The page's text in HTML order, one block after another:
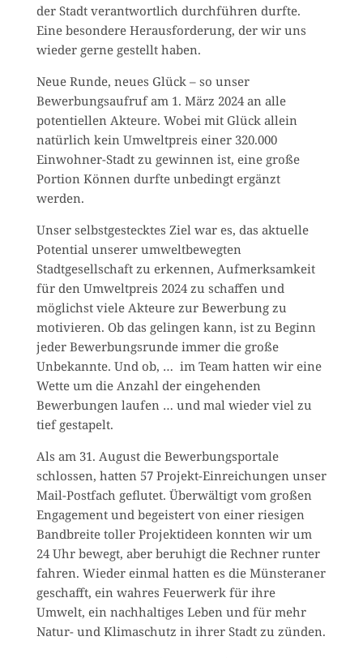
der Stadt verantwortlich durchführen durfte.
Eine besondere Herausforderung, der wir uns
wieder gerne gestellt haben.
Neue Runde, neues Glück – so unser
Bewerbungsaufruf am 1. März 2024 an alle
potentiellen Akteure. Wobei mit Glück allein
natürlich kein Umweltpreis einer 320.000
Einwohner-Stadt zu gewinnen ist, eine große
Portion Können durfte unbedingt ergänzt
werden.
Unser selbstgestecktes Ziel war es, das aktuelle
Potential unserer umweltbewegten
Stadtgesellschaft zu erkennen, Aufmerksamkeit
für den Umweltpreis 2024 zu schaf­fen und
möglichst viele Akteure zur Bewerbung zu
motivieren. Ob das gelingen kann, ist zu Beginn
jeder Bewerbungsrunde immer die große
Unbekannte. Und ob, … im Team hatten wir eine
Wette um die Anzahl der eingehenden
Bewerbungen laufen … und mal wieder viel zu
tief gestapelt.
Als am 31. August die Bewerbungsportale
schlossen, hatten 57 Projekt-Einreichungen unser
Mail-Postfach geflutet. Überwältigt vom großen
Engagement und begeistert von einer riesigen
Bandbreite toller Projektideen konnten wir um
24 Uhr bewegt, aber beruhigt die Rechner runter
fahren. Wieder einmal hatten es die Münsteraner
geschafft, ein wahres Feuerwerk für ihre
Umwelt, ein nachhaltiges Leben und für mehr
Natur- und Klimaschutz in ihrer Stadt zu zünden.